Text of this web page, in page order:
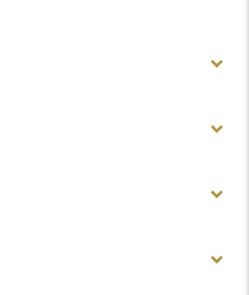
chevaux, en
pour assurera
le voyage 3 heure par jour
en itinérance :départ le